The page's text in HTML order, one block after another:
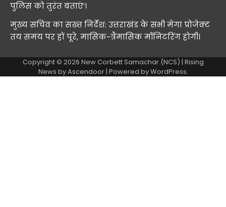
पुलिस को तुरंत बताएं’।
मुख्य सचिव का सख्त निर्देश: उत्तराखंड के सभी मेगा प्रोजेक्ट
तय समय पर हों पूरे, मासिक-त्रैमासिक मॉनिटरिंग होगी।
Copyright © 2026 New Corbett Samachar (NCS) | Rising
News byAscendoor| Powered byWordPress.